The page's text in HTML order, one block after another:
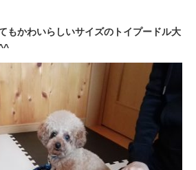
もかわいらしいサイズのトイプードル大